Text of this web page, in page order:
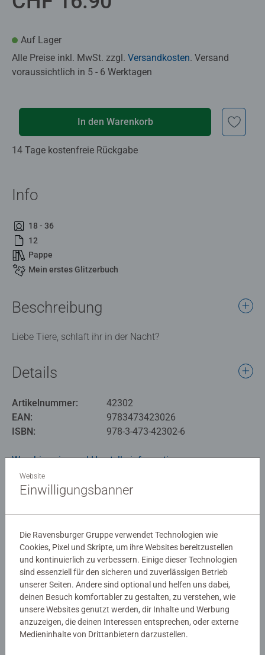
Auf Lager
Alle Preise inkl. MwSt. zzgl. Versandkosten. Versand
voraussichtlich in 5 - 6 Werktagen
In den Warenkorb
14 Tage kostenfreie Rückgabe
Info
18 - 36
12
Pappe
Mein erstes Glitzerbuch
Beschreibung
Liebe Tiere, schlaft ihr in der Nacht?
Details
Artikelnummer:
42302
EAN:
9783473423026
ISBN:
978-3-473-42302-6
Warnhinweise und Herstellerinformation
0/0
Verfasse eine Bewertung
Richtlinien für Bewertungen
Website
Einwilligungsbanner
Die Ravensburger Gruppe verwendet Technologien wie
Cookies, Pixel und Skripte, um ihre Websites bereitzustellen
und kontinuierlich zu verbessern. Einige dieser Technologien
sind essenziell für den sicheren und zuverlässigen Betrieb
unserer Seiten. Andere sind optional und helfen uns dabei,
deinen Besuch komfortabler zu gestalten, zu verstehen, wie
unsere Websites genutzt werden, dir Inhalte und Werbung
anzuzeigen, die deinen Interessen entsprechen, oder externe
Medieninhalte von Drittanbietern darzustellen.